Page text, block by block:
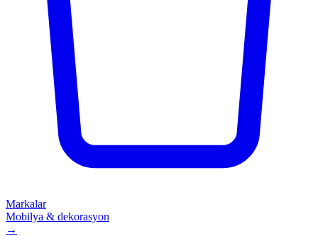
Markalar
Mobilya & dekorasyon
→